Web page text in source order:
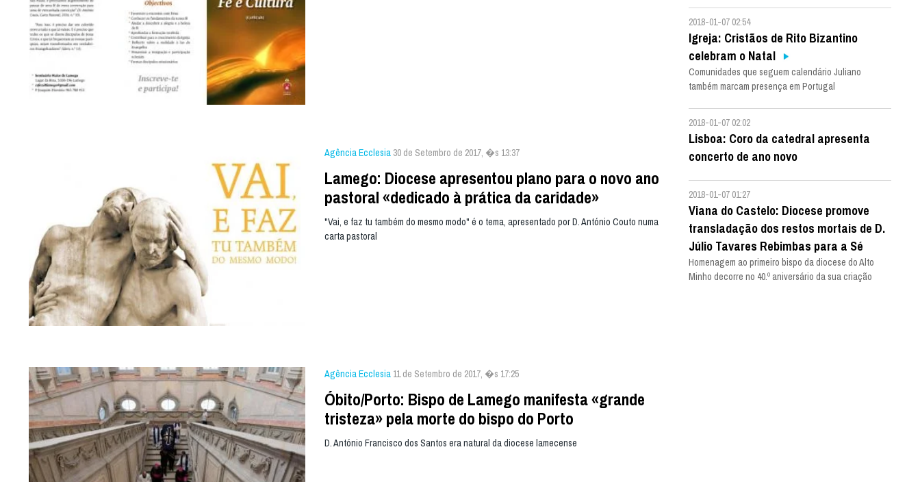
Agência Ecclesia 30 de Setembro de 2017, �s 13:37
Lamego: Diocese apresentou plano para o novo ano
pastoral «dedicado à prática da caridade»
"Vai, e faz tu também do mesmo modo" é o tema, apresentado por D. António Couto numa
carta pastoral
Agência Ecclesia 11 de Setembro de 2017, �s 17:25
Óbito/Porto: Bispo de Lamego manifesta «grande
tristeza» pela morte do bispo do Porto
D. António Francisco dos Santos era natural da diocese lamecense
2018-01-07 02:54
Igreja: Cristãos de Rito Bizantino
celebram o Natal
Comunidades que seguem calendário Juliano
também marcam presença em Portugal
2018-01-07 02:02
Lisboa: Coro da catedral apresenta
concerto de ano novo
2018-01-07 01:27
Viana do Castelo: Diocese promove
transladação dos restos mortais de D.
Júlio Tavares Rebimbas para a Sé
Homenagem ao primeiro bispo da diocese do Alto
Minho decorre no 40.º aniversário da sua criação